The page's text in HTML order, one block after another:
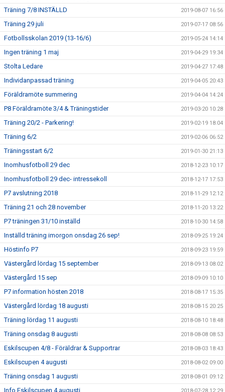
Träning 7/8 INSTÄLLD 2019-08-07 16:56
Träning 29 juli 2019-07-17 08:56
Fotbollsskolan 2019 (13-16/6) 2019-05-24 14:14
Ingen träning 1 maj 2019-04-29 19:34
Stolta Ledare 2019-04-27 17:48
Individanpassad träning 2019-04-05 20:43
Föräldramöte summering 2019-04-04 14:24
P8 Föräldramöte 3/4 & Träningstider 2019-03-20 10:28
Träning 20/2 - Parkering! 2019-02-19 18:04
Träning 6/2 2019-02-06 06:52
Träningsstart 6/2 2019-01-30 21:13
Inomhusfotboll 29 dec 2018-12-23 10:17
Inomhusfotboll 29 dec- intressekoll 2018-12-17 17:53
P7 avslutning 2018 2018-11-29 12:12
Träning 21 och 28 november 2018-11-20 13:22
P7 träningen 31/10 inställd 2018-10-30 14:58
Inställd träning imorgon onsdag 26 sep! 2018-09-25 19:24
Höstinfo P7 2018-09-23 19:59
Västergård lördag 15 september 2018-09-13 08:02
Västergård 15 sep 2018-09-09 10:10
P7 information hösten 2018 2018-08-17 15:35
Västergård lördag 18 augusti 2018-08-15 20:25
Träning lördag 11 augusti 2018-08-10 18:48
Träning onsdag 8 augusti 2018-08-08 08:53
Eskilscupen 4/8 - Föräldrar & Supportrar 2018-08-03 18:43
Eskilscupen 4 augusti 2018-08-02 09:00
Träning onsdag 1 augusti 2018-08-01 09:12
Info Eskilscupen 4 augusti